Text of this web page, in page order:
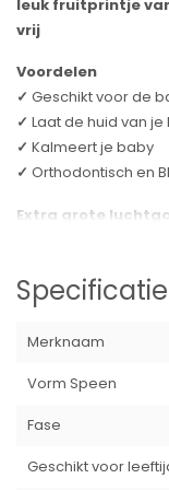
leuk fruitprintje
vrij
Voordelen
✓ Geschikt voor de
✓ Laat de huid van
✓ Kalmeert je baby
✓ Orthodontisch en
Extra grote
Kalmeer je baby
Verkrijgbaar in
Laat de huid ademen
Steriliseren en
krijgt.
Merknaam
Vorm Speen
Fase
Geschikt voor